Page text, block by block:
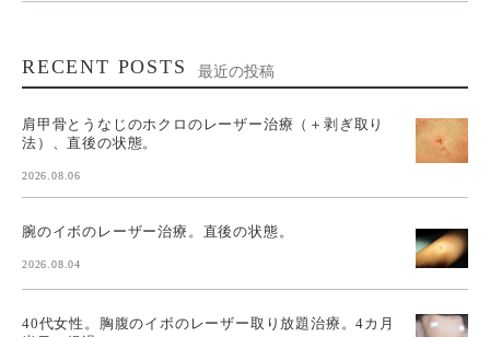
RECENT POSTS 最近の投稿
肩甲骨とうなじのホクロのレーザー治療（＋剥ぎ取り
法）、直後の状態。
2026.08.06
腕のイボのレーザー治療。直後の状態。
2026.08.04
40代女性。胸腹のイボのレーザー取り放題治療。4カ月